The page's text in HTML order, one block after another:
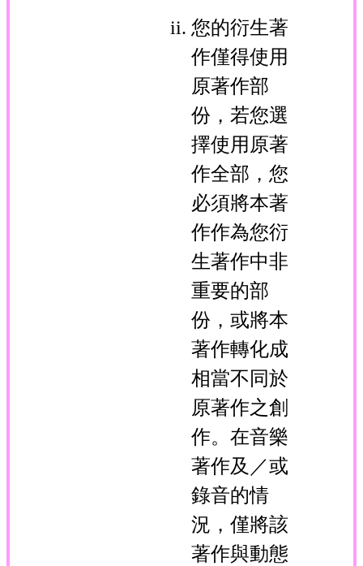
您的衍生著
作僅得使用
原著作部
份，若您選
擇使用原著
作全部，您
必須將本著
作作為您衍
生著作中非
重要的部
份，或將本
著作轉化成
相當不同於
原著作之創
作。在音樂
著作及／或
錄音的情
況，僅將該
著作與動態